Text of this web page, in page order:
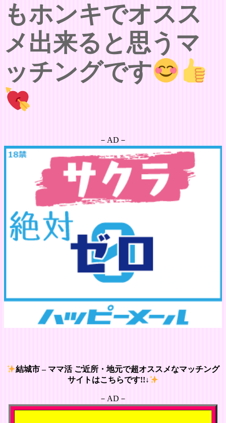
もホンキでオスス
メ出来ると思うマ
ッチングです
－AD－
結城市 – ママ活 ご近所・地元で超オススメなマッチング
サイトはこちらです!!↓
－AD－